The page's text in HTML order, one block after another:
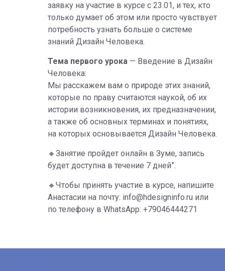
заявку на участие в курсе с 23.01, и тех, кто
только думает об этом или просто чувствует
потребность узнать больше о системе
знаний Дизайн Человека.
Тема первого урока — Введение в Дизайн
Человека:
Мы расскажем вам о природе этих знаний,
которые по праву считаются наукой, об их
истории возникновения, их предназначении,
а также об основных терминах и понятиях,
на которых основывается Дизайн Человека.
🔸Занятие пройдет онлайн в Зуме, запись
будет доступна в течение 7 дней”.
🔸Чтобы принять участие в курсе, напишите
Анастасии на почту: info@hdesigninfo.ru или
по телефону в WhatsApp: +79046444271